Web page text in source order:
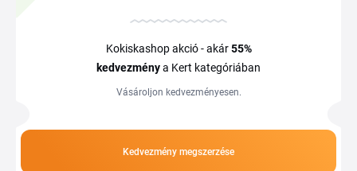
Kokiskashop akció - akár55%
kedvezménya Kert kategóriában
Vásároljon kedvezményesen.
Kedvezmény megszerzése